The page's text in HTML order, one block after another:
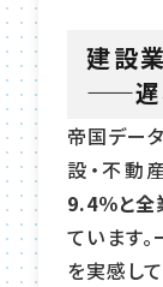
建設
——遅
帝国デー
設・不動
9.4％と
ています
を実感し